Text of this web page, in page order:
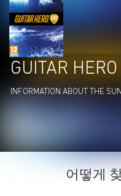
GUITAR
INFORMATION ABOUT THE
어떻게